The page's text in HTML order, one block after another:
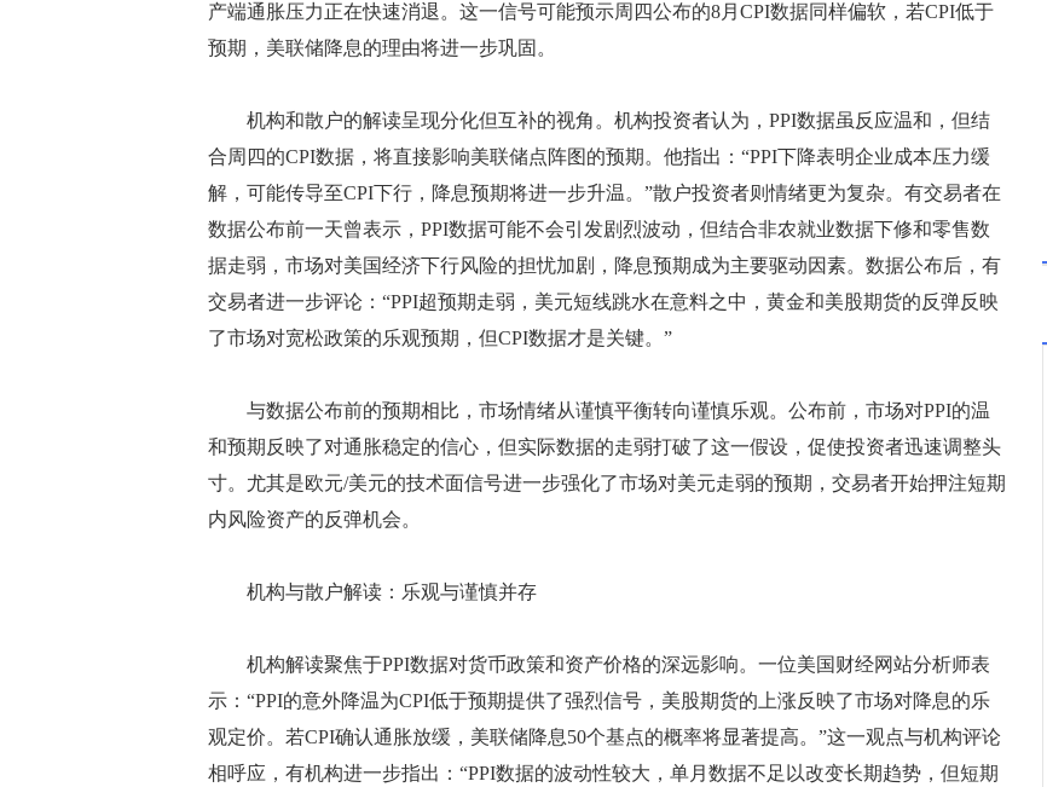
产端通胀压力正在快速消退。这一信号可能预示周四公布的8月CPI数据同样偏软，若CPI低于
预期，美联储降息的理由将进一步巩固。
机构和散户的解读呈现分化但互补的视角。机构投资者认为，PPI数据虽反应温和，但结
合周四的CPI数据，将直接影响美联储点阵图的预期。他指出：“PPI下降表明企业成本压力缓
解，可能传导至CPI下行，降息预期将进一步升温。”散户投资者则情绪更为复杂。有交易者在
数据公布前一天曾表示，PPI数据可能不会引发剧烈波动，但结合非农就业数据下修和零售数
据走弱，市场对美国经济下行风险的担忧加剧，降息预期成为主要驱动因素。数据公布后，有
交易者进一步评论：“PPI超预期走弱，美元短线跳水在意料之中，黄金和美股期货的反弹反映
了市场对宽松政策的乐观预期，但CPI数据才是关键。”
与数据公布前的预期相比，市场情绪从谨慎平衡转向谨慎乐观。公布前，市场对PPI的温
和预期反映了对通胀稳定的信心，但实际数据的走弱打破了这一假设，促使投资者迅速调整头
寸。尤其是欧元/美元的技术面信号进一步强化了市场对美元走弱的预期，交易者开始押注短期
内风险资产的反弹机会。
机构与散户解读：乐观与谨慎并存
机构解读聚焦于PPI数据对货币政策和资产价格的深远影响。一位美国财经网站分析师表
示：“PPI的意外降温为CPI低于预期提供了强烈信号，美股期货的上涨反映了市场对降息的乐
观定价。若CPI确认通胀放缓，美联储降息50个基点的概率将显著提高。”这一观点与机构评论
相呼应，有机构进一步指出：“PPI数据的波动性较大，单月数据不足以改变长期趋势，但短期